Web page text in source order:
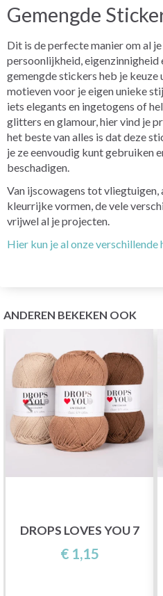
Gemengde
Dit is de perfecte manier om al
persoonlijkheid, eigenzinnigheid
gemengde stickers heb je
motieven voor je eigen unieke
iets elegants en ingetogens of
glitters en glamour, hier vind je
het beste van alles is dat deze
je ze eenvoudig kunt gebruiken
beschadigen.
Van ijscowagens tot
kleurrijke vormen, de vele
vrijwel al je projecten.
Hier kun je al onze
ANDEREN BEKEKEN OOK
DROPS LOVES YOU 7
€ 1,15